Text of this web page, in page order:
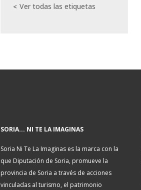
Ver todas las etiquetas
SORIA... NI TE LA IMAGINAS
Soria Ni Te La Imaginas es la marca con la
que Diputación de Soria, promueve la
provincia de Soria a través de acciones
vinculadas al turismo, el patrimonio